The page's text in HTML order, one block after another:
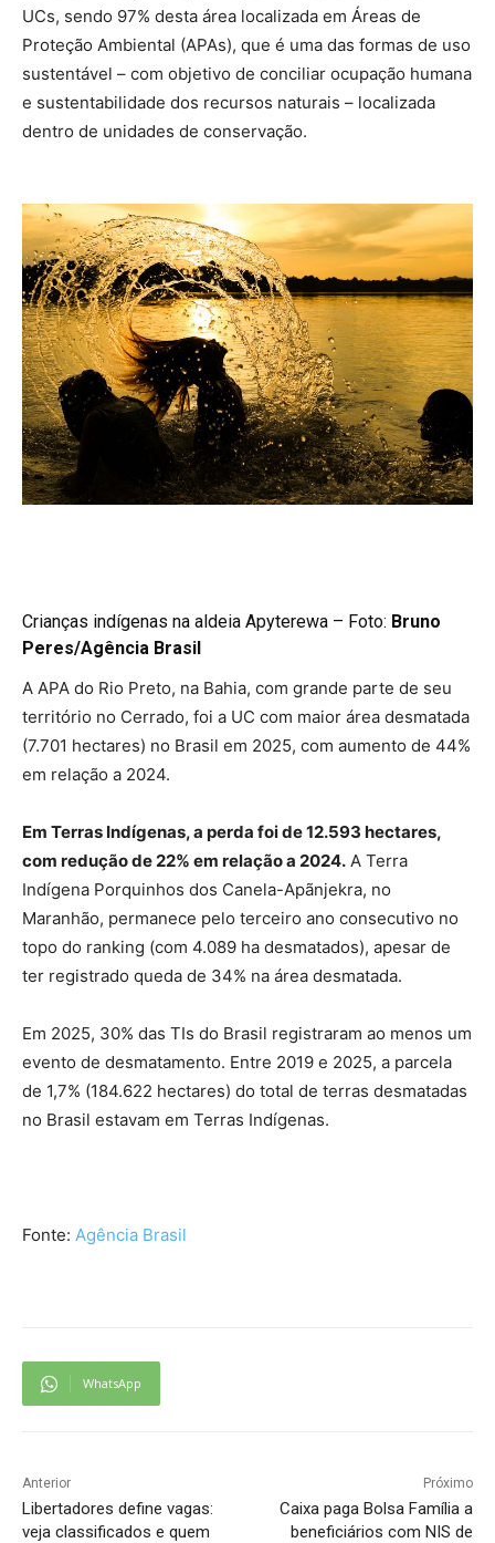
UCs, sendo 97% desta área localizada em Áreas de
Proteção Ambiental (APAs), que é uma das formas de uso
sustentável – com objetivo de conciliar ocupação humana
e sustentabilidade dos recursos naturais – localizada
dentro de unidades de conservação.
Crianças indígenas na aldeia Apyterewa – Foto: Bruno
Peres/Agência Brasil
A APA do Rio Preto, na Bahia, com grande parte de seu
território no Cerrado, foi a UC com maior área desmatada
(7.701 hectares) no Brasil em 2025, com aumento de 44%
em relação a 2024.
Em Terras Indígenas, a perda foi de 12.593 hectares,
com redução de 22% em relação a 2024. A Terra
Indígena Porquinhos dos Canela-Apãnjekra, no
Maranhão, permanece pelo terceiro ano consecutivo no
topo do ranking (com 4.089 ha desmatados), apesar de
ter registrado queda de 34% na área desmatada.
Em 2025, 30% das TIs do Brasil registraram ao menos um
evento de desmatamento. Entre 2019 e 2025, a parcela
de 1,7% (184.622 hectares) do total de terras desmatadas
no Brasil estavam em Terras Indígenas.
Fonte: Agência Brasil
WhatsApp
Anterior
Libertadores define vagas:
veja classificados e quem
Próximo
Caixa paga Bolsa Família a
beneficiários com NIS de